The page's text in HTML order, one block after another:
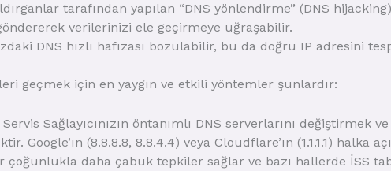
tarafından yapılan “DNS yönlendirme” (DNS
verilerinizi ele geçirmeye uğraşabilir.
DNS hızlı hafızası bozulabilir, bu da doğru IP adresini
geçmek için en yaygın ve etkili yöntemler şunlardır:
Sağlayıcınızın öntanımlı DNS serverlarını değiştirmek
Google’ın (8.8.8.8, 8.8.4.4) veya Cloudflare’ın (1.1.1.1) halka
çoğunlukla daha çabuk tepkiler sağlar ve bazı hallerde İSS